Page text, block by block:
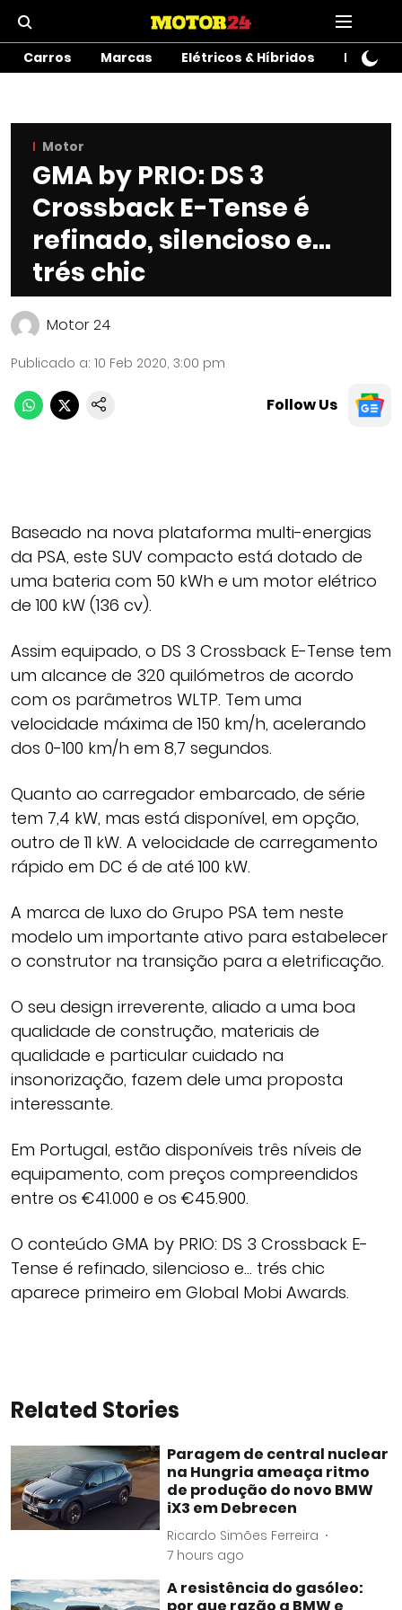
Carros Marcas Elétricos & Híbridos Motos
Motor
GMA by PRIO: DS 3
Crossback E-Tense é
refinado, silencioso e…
trés chic
Motor 24
Publicado a: 10 Feb 2020, 3:00 pm
Follow Us
Baseado na nova plataforma multi-energias
da PSA, este SUV compacto está dotado de
uma bateria com 50 kWh e um motor elétrico
de 100 kW (136 cv).
Assim equipado, o DS 3 Crossback E-Tense tem
um alcance de 320 quilómetros de acordo
com os parâmetros WLTP. Tem uma
velocidade máxima de 150 km/h, acelerando
dos 0-100 km/h em 8,7 segundos.
Quanto ao carregador embarcado, de série
tem 7,4 kW, mas está disponível, em opção,
outro de 11 kW. A velocidade de carregamento
rápido em DC é de até 100 kW.
A marca de luxo do Grupo PSA tem neste
modelo um importante ativo para estabelecer
o construtor na transição para a eletrificação.
O seu design irreverente, aliado a uma boa
qualidade de construção, materiais de
qualidade e particular cuidado na
insonorização, fazem dele uma proposta
interessante.
Em Portugal, estão disponíveis três níveis de
equipamento, com preços compreendidos
entre os €41.000 e os €45.900.
O conteúdo GMA by PRIO: DS 3 Crossback E-
Tense é refinado, silencioso e… trés chic
aparece primeiro em Global Mobi Awards.
Related Stories
Paragem de central nuclear
na Hungria ameaça ritmo
de produção do novo BMW
iX3 em Debrecen
Ricardo Simões Ferreira
7 hours ago
A resistência do gasóleo: